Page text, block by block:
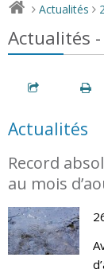
> Actualités >
Actualités
Actualités
Record
au mois